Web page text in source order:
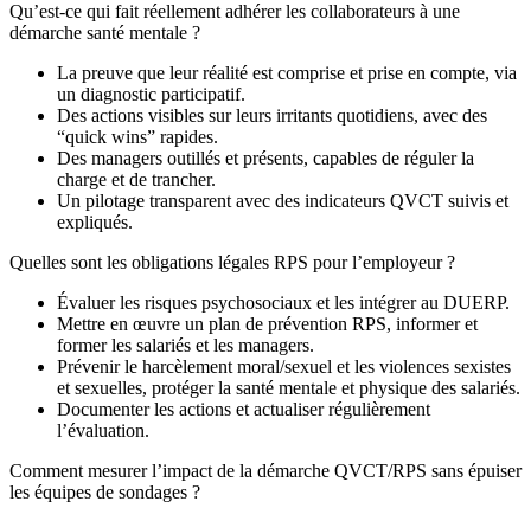
Qu’est‑ce qui fait réellement adhérer les collaborateurs à une
démarche santé mentale ?
La preuve que leur réalité est comprise et prise en compte, via
un diagnostic participatif.
Des actions visibles sur leurs irritants quotidiens, avec des
“quick wins” rapides.
Des managers outillés et présents, capables de réguler la
charge et de trancher.
Un pilotage transparent avec des indicateurs QVCT suivis et
expliqués.
Quelles sont les obligations légales RPS pour l’employeur ?
Évaluer les risques psychosociaux et les intégrer au DUERP.
Mettre en œuvre un plan de prévention RPS, informer et
former les salariés et les managers.
Prévenir le harcèlement moral/sexuel et les violences sexistes
et sexuelles, protéger la santé mentale et physique des salariés.
Documenter les actions et actualiser régulièrement
l’évaluation.
Comment mesurer l’impact de la démarche QVCT/RPS sans épuiser
les équipes de sondages ?